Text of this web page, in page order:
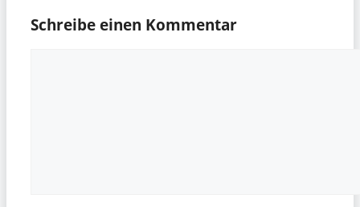
Schreibe einen Kommentar